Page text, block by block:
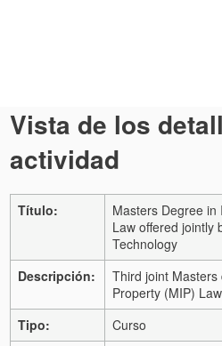
Vista de los
actividad
Título:
Masters Degree in
Law offered jointly
Technology
Descripción:
Third joint
Property (MIP)
Tipo:
Curso